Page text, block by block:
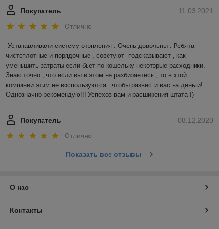
11.03.2021
Покупатель
Отлично
Устанавливали систему отопления . Очень довольны . Ребята
чистоплотные и порядочные , советуют -подсказывают , как
уменьшить затраты если бьет по кошельку некоторые расходники.
Знаю точно , что если вы в этом не разбираетесь , то в этой
компании этим не воспользуются , чтобы развести вас на деньги!
Однозначно рекомендую!!! Успехов вам и расширения штата !)
08.12.2020
Покупатель
Отлично
Показать все отзывы
О нас
Контакты